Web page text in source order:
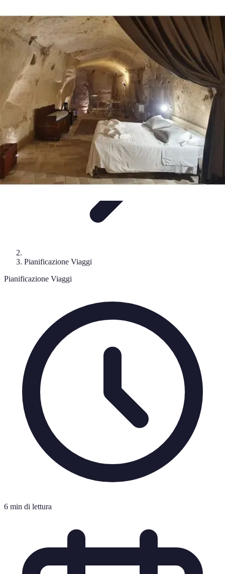
Pianificazione ViaggiSicurezza e PreparazioneConsigli per
ViaggiareConsigli di Viaggio Tendenze
Viaggio Mio
Pianificazione Viaggi
Pianificazione Viaggi
6 min di lettura